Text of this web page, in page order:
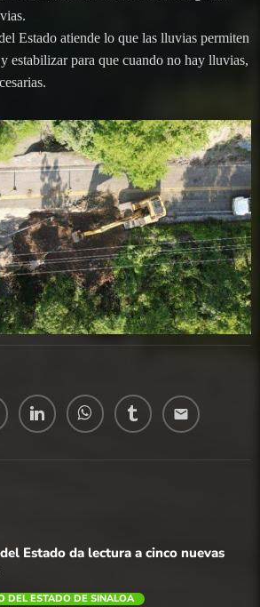
Estado atiende lo que las lluvias permiten
estabilizar para que cuando no hay lluvias,
email
Estado da lectura a cinco nuevas
DEL ESTADO DE SINALOA